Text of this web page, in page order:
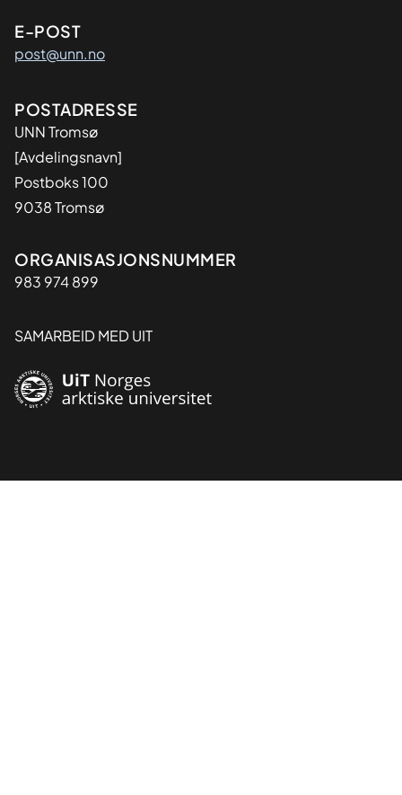
E-POST
post@unn.no
Adresse
POSTADRESSE
UNN Tromsø
[Avdelingsnavn]
Postboks 100
9038 Tromsø
Organisasjon
ORGANISASJONSNUMMER
983 974 899
SAMARBEID MED UIT